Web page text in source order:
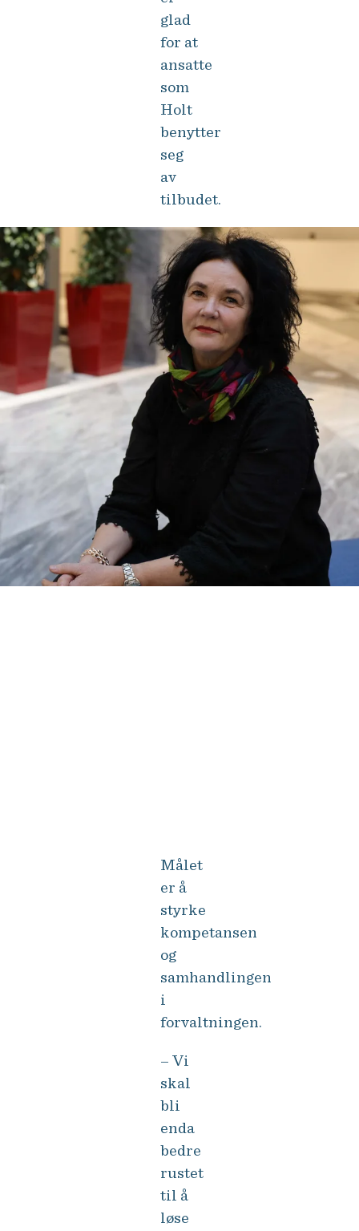
glad
for at
ansatte
som
Holt
benytter
seg
av
tilbudet.
Målet
er å
styrke
kompetansen
og
samhandlingen
i
forvaltningen.
– Vi
skal
bli
enda
bedre
rustet
til å
løse